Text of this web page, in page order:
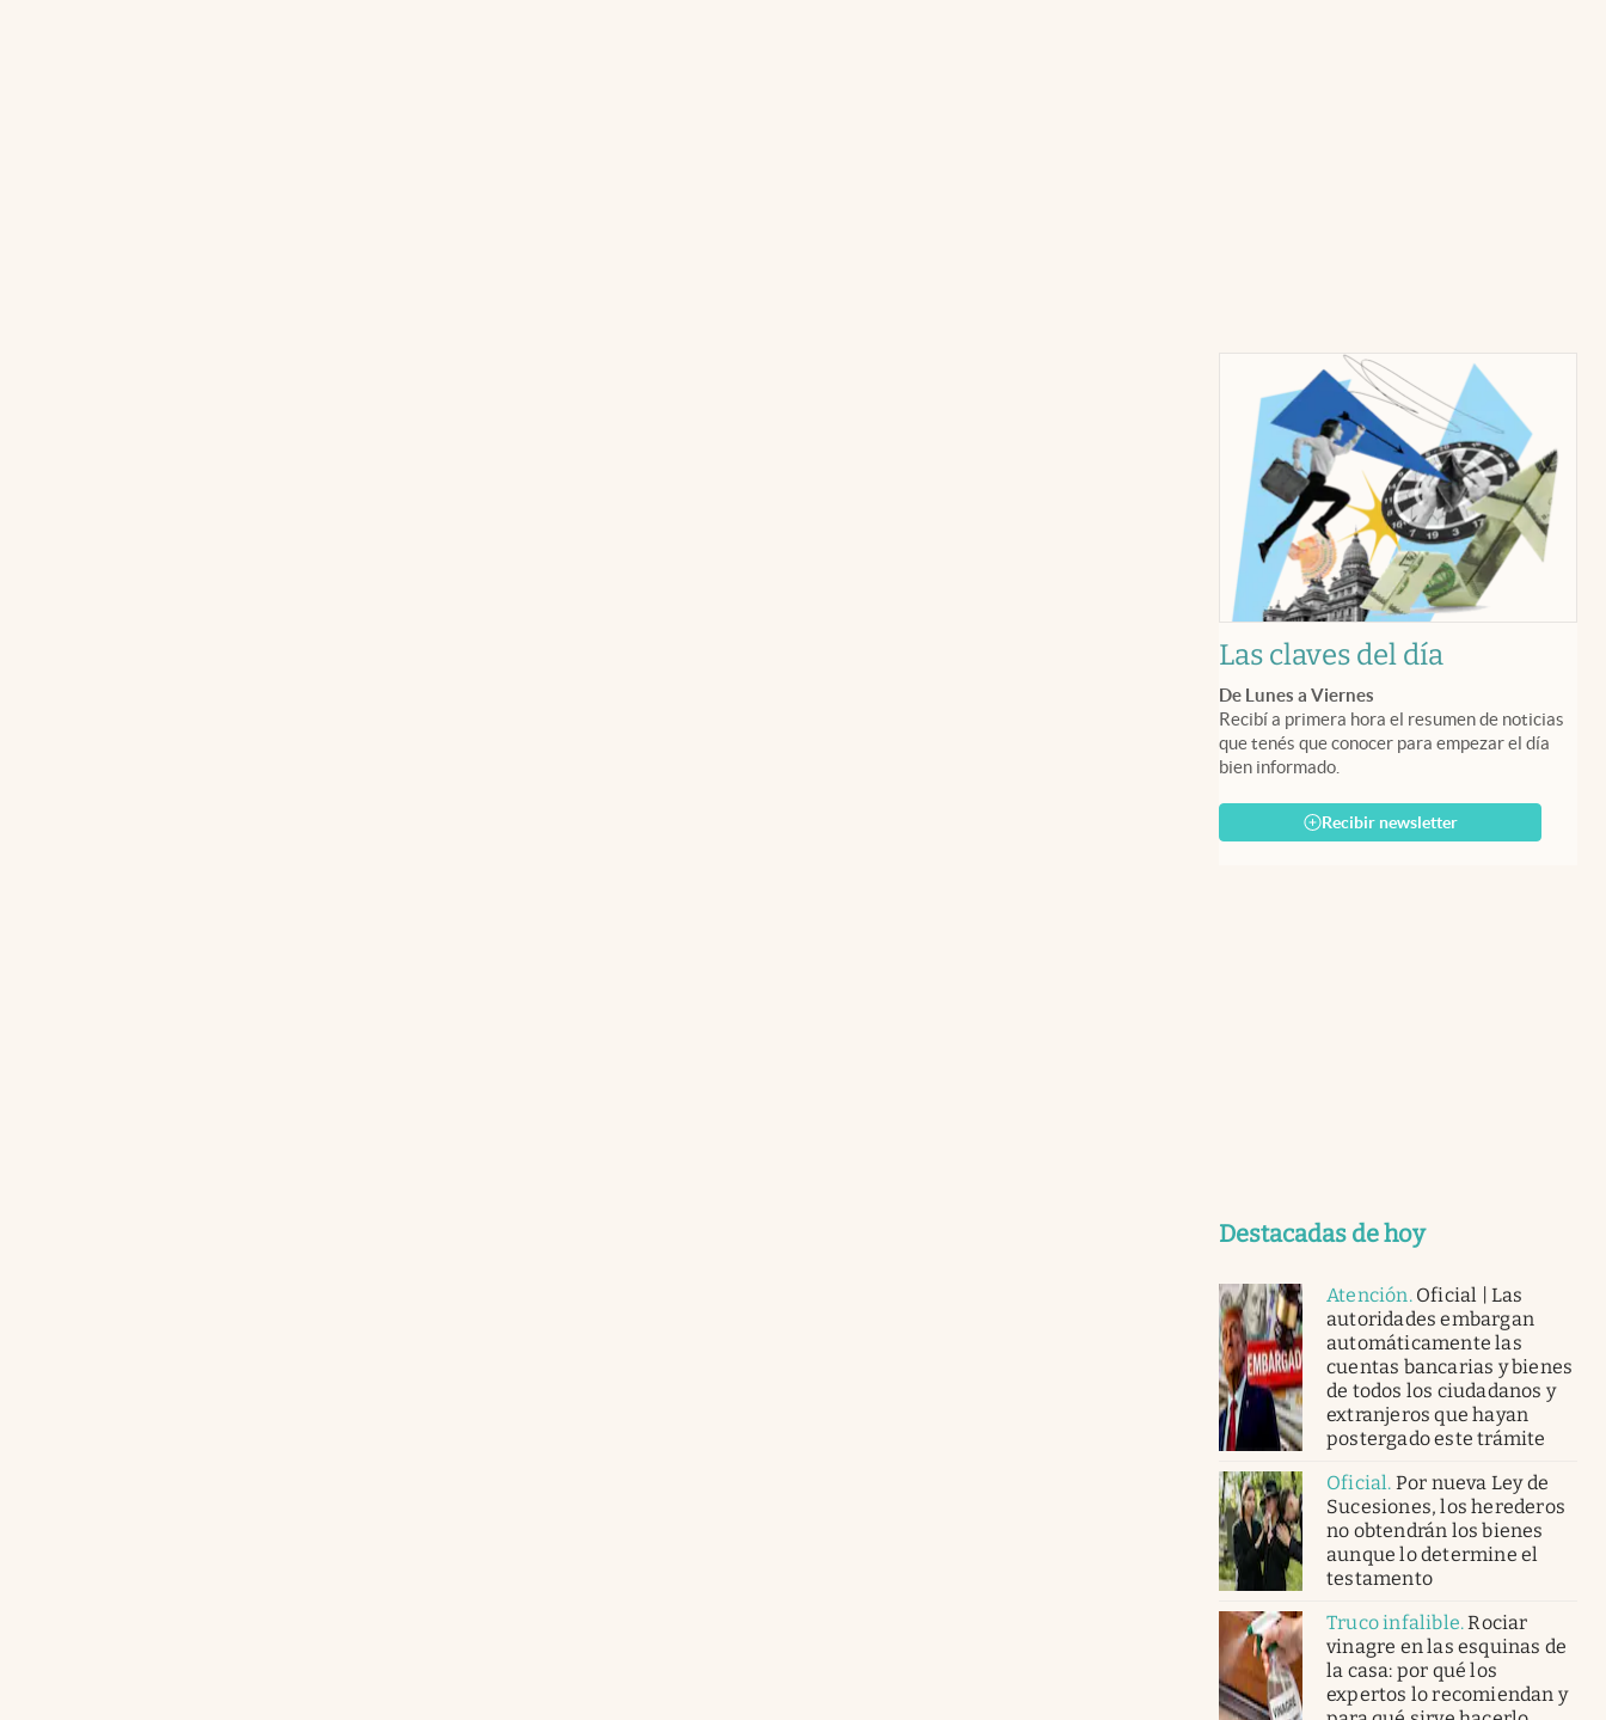
Las claves del día
De Lunes a Viernes
Recibí a primera hora el resumen de noticias
que tenés que conocer para empezar el día
bien informado.
Recibir newsletter
Destacadas de hoy
Atención. Oficial | Las
autoridades embargan
automáticamente las
cuentas bancarias y bienes
de todos los ciudadanos y
extranjeros que hayan
postergado este trámite
Oficial. Por nueva Ley de
Sucesiones, los herederos
no obtendrán los bienes
aunque lo determine el
testamento
Truco infalible.Rociar
vinagre en las esquinas de
la casa: por qué los
expertos lo recomiendan y